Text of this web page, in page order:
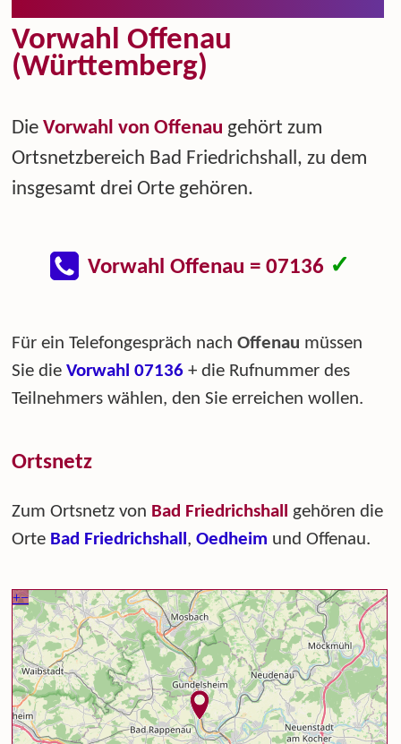
Vorwahl Offenau
(Württemberg)
DieVorwahl von Offenau gehört zum
Ortsnetzbereich Bad Friedrichshall, zu dem
insgesamt drei Orte gehören.
Vorwahl Offenau = 07136 ✓
Für ein Telefongespräch nachOffenau müssen
Sie dieVorwahl 07136 + die Rufnummer des
Teilnehmers wählen, den Sie erreichen wollen.
Ortsnetz
Zum Ortsnetz von Bad Friedrichshall
gehören die
Orte Bad Friedrichshall ,Oedheim und Offenau.